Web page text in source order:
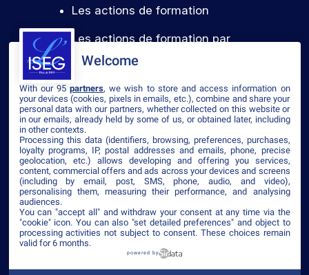
Les actions de formation
Les actions de formation par
l’apprentissage
Voir le certificat
©2026 ISEG
Mentions légales
Plan du sitePolitique de confidentialité
CGV
Accessibilité
Welcome
With our 95partners, we wish to store and access information on
your devices (cookies, pixels in emails, etc.), combine and share your
personal data with our partners, whether collected on this website or
in our emails, already held by some of us, or obtained later, including
in other contexts.
Processing this data (identifiers, browsing, preferences, purchases,
loyalty programs, IP, postal addresses and emails, phone, precise
geolocation, etc.) allows developing and offering you services,
content, commercial offers and ads across your devices and screens
(including by email, post, SMS, phone, audio, and video),
personalising them, measuring their performance, and analysing
audiences.
You can "accept all" and withdraw your consent at any time via the
"cookie" icon. You can also "set detailed preferences" and object to
processing activities not subject to consent. These choices remain
valid for 6 months.
powered by